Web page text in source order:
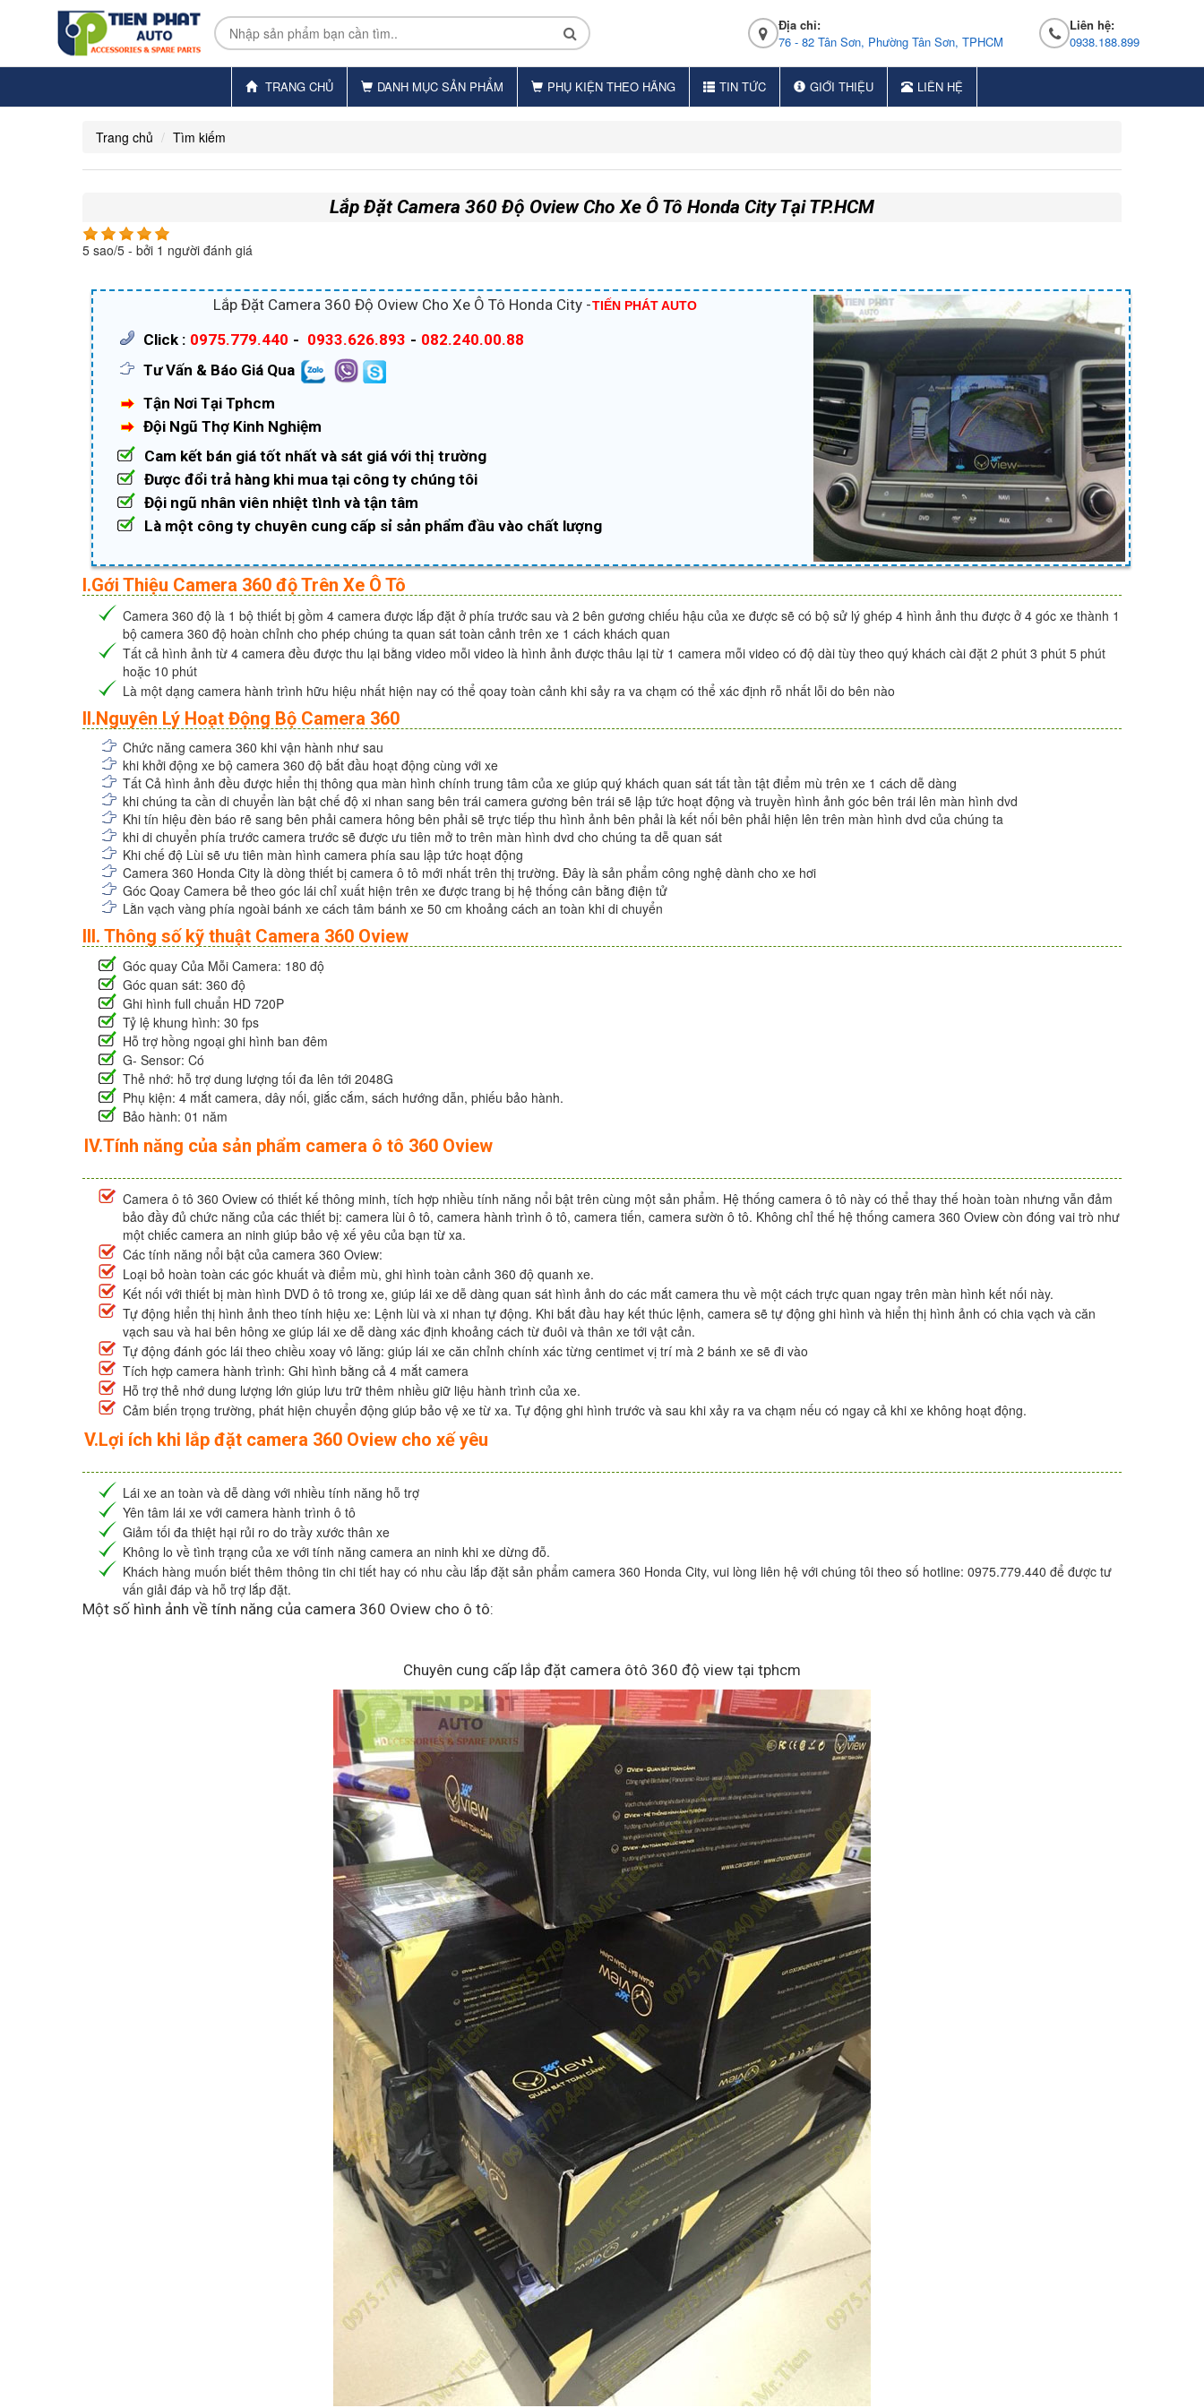
Địa chỉ:
76 - 82 Tân Sơn, Phường Tân Sơn, TPHCM
Liên hệ:
0938.188.899
TRANG CHỦ DANH MỤC SẢN PHẨM PHỤ KIỆN THEO HÃNG TIN TỨC GIỚI THIỆU LIÊN HỆ
Trang chủ Tìm kiếm
Lắp Đặt Camera 360 Độ Oview Cho Xe Ô Tô Honda City Tại TP.HCM
5 sao/5 - bởi 1 người đánh giá
Lắp Đặt Camera 360 Độ Oview Cho Xe Ô Tô Honda City -TIẾN PHÁT AUTO
Click : 0975.779.440 - 0933.626.893 - 082.240.00.88
Tư Vấn & Báo Giá Qua
Tận Nơi Tại Tphcm
Đội Ngũ Thợ Kinh Nghiệm
Cam kết bán giá tốt nhất và sát giá với thị trường
Được đổi trả hàng khi mua tại công ty chúng tôi
Đội ngũ nhân viên nhiệt tình và tận tâm
Là một công ty chuyên cung cấp sỉ sản phẩm đầu vào chất lượng
I.Gới Thiệu Camera 360 độ Trên Xe Ô Tô
Camera 360 độ là 1 bộ thiết bị gồm 4 camera được lắp đặt ở phía trước sau và 2 bên gương chiếu hậu của xe được sẽ có bộ sử lý ghép 4 hình ảnh thu được ở 4 góc xe thành 1
bộ camera 360 độ hoàn chỉnh cho phép chúng ta quan sát toàn cảnh trên xe 1 cách khách quan
Tất cả hình ảnh từ 4 camera đều được thu lại bằng video mỗi video là hình ảnh được thâu lại từ 1 camera mỗi video có độ dài tùy theo quý khách cài đặt 2 phút 3 phút 5 phút
hoặc 10 phút
Là một dạng camera hành trình hữu hiệu nhất hiện nay có thể qoay toàn cảnh khi sảy ra va chạm có thể xác định rỗ nhất lỗi do bên nào
II.Nguyên Lý Hoạt Động Bộ Camera 360
Chức năng camera 360 khi vận hành như sau
khi khởi động xe bộ camera 360 độ bắt đầu hoạt động cùng với xe
Tất Cả hình ảnh đều được hiển thị thông qua màn hình chính trung tâm của xe giúp quý khách quan sát tất tần tật điểm mù trên xe 1 cách dễ dàng
khi chúng ta cần di chuyển làn bật chế độ xi nhan sang bên trái camera gương bên trái sẽ lập tức hoạt động và truyền hình ảnh góc bên trái lên màn hình dvd
Khi tín hiệu đèn báo rẽ sang bên phải camera hông bên phải sẽ trực tiếp thu hình ảnh bên phải là kết nối bên phải hiện lên trên màn hình dvd của chúng ta
khi di chuyển phía trước camera trước sẽ được ưu tiên mở to trên màn hình dvd cho chúng ta dễ quan sát
Khi chế độ Lùi sẽ ưu tiên màn hình camera phía sau lập tức hoạt động
Camera 360 Honda City là dòng thiết bị camera ô tô mới nhất trên thị trường. Đây là sản phẩm công nghệ dành cho xe hơi
Góc Qoay Camera bẻ theo góc lái chỉ xuất hiện trên xe được trang bị hệ thống cân bằng điện tử
Lằn vạch vàng phía ngoài bánh xe cách tâm bánh xe 50 cm khoảng cách an toàn khi di chuyển
III. Thông số kỹ thuật Camera 360 Oview
Góc quay Của Mỗi Camera: 180 độ
Góc quan sát: 360 độ
Ghi hình full chuẩn HD 720P
Tỷ lệ khung hình: 30 fps
Hỗ trợ hồng ngoại ghi hình ban đêm
G- Sensor: Có
Thẻ nhớ: hỗ trợ dung lượng tối đa lên tới 2048G
Phụ kiện: 4 mắt camera, dây nối, giắc cắm, sách hướng dẫn, phiếu bảo hành.
Bảo hành: 01 năm
IV.Tính năng của sản phẩm camera ô tô 360 Oview
Camera ô tô 360 Oview có thiết kế thông minh, tích hợp nhiều tính năng nổi bật trên cùng một sản phẩm. Hệ thống camera ô tô này có thể thay thế hoàn toàn nhưng vẫn đảm
bảo đầy đủ chức năng của các thiết bị: camera lùi ô tô, camera hành trình ô tô, camera tiến, camera sườn ô tô. Không chỉ thế hệ thống camera 360 Oview còn đóng vai trò như
một chiếc camera an ninh giúp bảo vệ xế yêu của bạn từ xa.
Các tính năng nổi bật của camera 360 Oview:
Loại bỏ hoàn toàn các góc khuất và điểm mù, ghi hình toàn cảnh 360 độ quanh xe.
Kết nối với thiết bị màn hình DVD ô tô trong xe, giúp lái xe dễ dàng quan sát hình ảnh do các mắt camera thu về một cách trực quan ngay trên màn hình kết nối này.
Tự động hiển thị hình ảnh theo tính hiệu xe: Lệnh lùi và xi nhan tự động. Khi bắt đầu hay kết thúc lệnh, camera sẽ tự động ghi hình và hiển thị hình ảnh có chia vạch và căn
vạch sau và hai bên hông xe giúp lái xe dễ dàng xác định khoảng cách từ đuôi và thân xe tới vật cản.
Tự động đánh góc lái theo chiều xoay vô lăng: giúp lái xe căn chỉnh chính xác từng centimet vị trí mà 2 bánh xe sẽ đi vào
Tích hợp camera hành trình: Ghi hình bằng cả 4 mắt camera
Hỗ trợ thẻ nhớ dung lượng lớn giúp lưu trữ thêm nhiều giữ liệu hành trình của xe.
Cảm biến trọng trường, phát hiện chuyển động giúp bảo vệ xe từ xa. Tự động ghi hình trước và sau khi xảy ra va chạm nếu có ngay cả khi xe không hoạt động.
V.Lợi ích khi lắp đặt camera 360 Oview cho xế yêu
Lái xe an toàn và dễ dàng với nhiều tính năng hỗ trợ
Yên tâm lái xe với camera hành trình ô tô
Giảm tối đa thiệt hại rủi ro do trầy xước thân xe
Không lo về tình trạng của xe với tính năng camera an ninh khi xe dừng đỗ.
Khách hàng muốn biết thêm thông tin chi tiết hay có nhu cầu lắp đặt sản phẩm camera 360 Honda City, vui lòng liên hệ với chúng tôi theo số hotline: 0975.779.440 để được tư
vấn giải đáp và hỗ trợ lắp đặt.
Một số hình ảnh về tính năng của camera 360 Oview cho ô tô:
Chuyên cung cấp lắp đặt camera ôtô 360 độ view tại tphcm